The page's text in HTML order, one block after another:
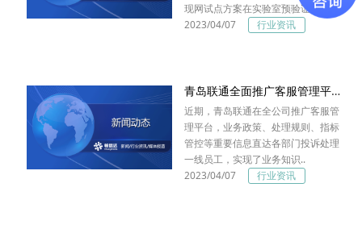
现网试点方案在实验室预验证阶段..
2023/04/07
行业资讯
青岛联通全面推广客服管理平台--四大功能促进投诉规范管理
近期，青岛联通在全公司推广客服管
理平台，业务政策、处理规则、指标
管控等重要信息直达各部门投诉处理
一线员工，实现了业务知识..
2023/04/07
行业资讯